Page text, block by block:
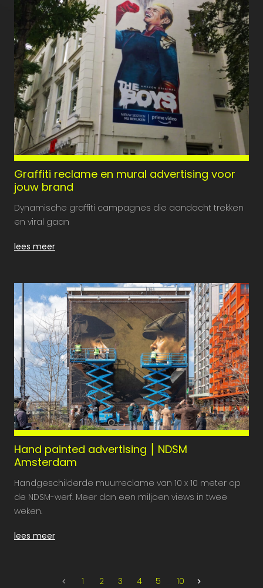
Graffiti reclame en mural advertising voor
jouw brand
Dynamische graffiti campagnes die aandacht trekken
en viral gaan
lees meer
Hand painted advertising ⎮ NDSM
Amsterdam
Handgeschilderde muurreclame van 10 x 10 meter op
de NDSM-werf. Meer dan een miljoen views in twee
weken.
lees meer
1 2 3 4 5 10